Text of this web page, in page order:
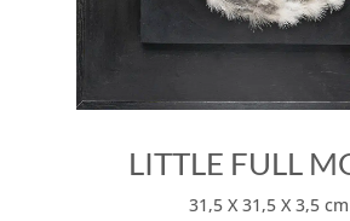
LITTLE FULL
31,5 X 31,5 X 3,5 cm